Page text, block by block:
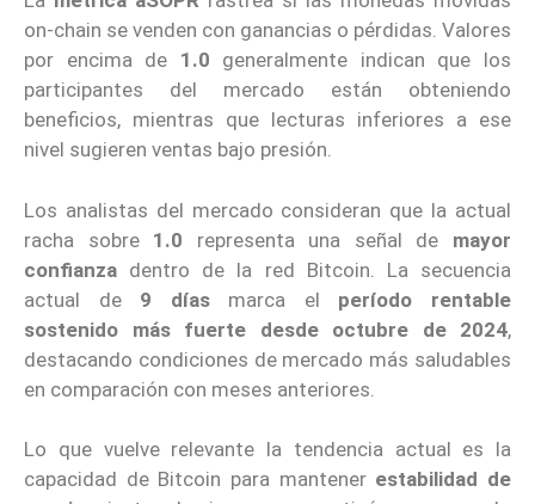
on-chain se venden con ganancias o pérdidas. Valores
por encima de 1.0 generalmente indican que los
participantes del mercado están obteniendo
beneficios, mientras que lecturas inferiores a ese
nivel sugieren ventas bajo presión.
Los analistas del mercado consideran que la actual
racha sobre 1.0 representa una señal de mayor
confianza dentro de la red Bitcoin. La secuencia
actual de 9 díasmarca el período rentable
sostenido más fuerte desde octubre de 2024,
destacando condiciones de mercado más saludables
en comparación con meses anteriores.
Lo que vuelve relevante la tendencia actual es la
capacidad de Bitcoin para mantener estabilidad de